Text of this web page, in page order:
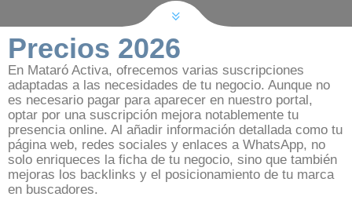
Precios 2026
En Mataró Activa, ofrecemos varias suscripciones
adaptadas a las necesidades de tu negocio. Aunque no
es necesario pagar para aparecer en nuestro portal,
optar por una suscripción mejora notablemente tu
presencia online. Al añadir información detallada como tu
página web, redes sociales y enlaces a WhatsApp, no
solo enriqueces la ficha de tu negocio, sino que también
mejoras los backlinks y el posicionamiento de tu marca
en buscadores.